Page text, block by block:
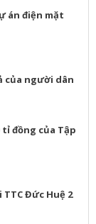
án điện mặt
của người dân
đồng của Tập
Đức Huệ 2